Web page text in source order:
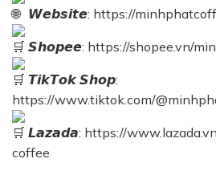
𝙒𝙚𝙗𝙨𝙞𝙩𝙚: https://
𝙎𝙝𝙤𝙥𝙚𝙚: https://shopee.vn/
𝙏𝙞𝙠𝙏𝙤𝙠 𝙎𝙝𝙤𝙥:
https://www.tiktok.com/
𝙇𝙖𝙯𝙖𝙙𝙖: https://
coffee